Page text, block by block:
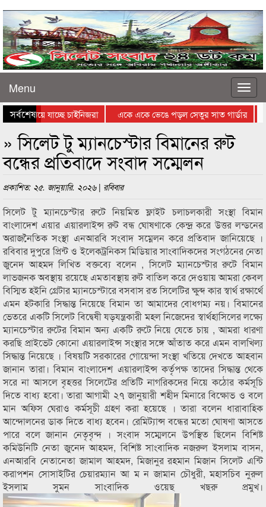
Menu
সর্বশেষ
নিয়ে যাচ্ছে চাইনিজরা একে একে ভেঙে পড়ল সেতুর সাত গার্ডার
জন্যে কঠিন
দ্রুত ছড়াচ্ছে যৌনাঙ্গ আক্রান্তকারী পরজীবী
» সিলেট টু ম্যানচেস্টার বিমানের রুট
বন্ধের প্রতিবাদে সংবাদ সম্মেলন
প্রকাশিত: ২৫. জানুয়ারি. ২০২৬ | রবিবার
সিলেট টু ম্যানচেস্টার রুটে নিয়মিত ফ্লাইট চলাচলকারী সংস্থা বিমান
বাংলাদেশ এয়ার এয়ারলাইন্স রুট বন্ধ ঘোষণাকে কেন্দ্র করে উত্তর লন্ডনের
অরাজনৈতিক সংস্থা এনআরবি সংবাদ সম্নেলন করে প্রতিবাদ জানিয়েছে ।
রবিবার দুপুরে প্রিন্ট ও ইলেকট্রনিকস মিডিয়ার সাংবাদিকদের সংগঠনের নেতা
জুনেদ আহমদ লিখিত বক্তব্যে বলেন , সিলেট ম্যানচেস্টার রুটে বিমান
লাভজনক অবস্থায় রয়েছে এমতাবস্থায় রুট বাতিল করে দেওয়ায় আমরা কেবল
বিস্মিত হইনি গ্রেটার ম্যানচেস্টারে বসবাস রত সিলেটির ক্ষুব্দ কার স্বার্থ রক্ষার্থে
এমন হটকারি সিদ্ধান্ত নিয়েছে বিমান তা আমাদের বোধগম্য নয়। বিমানের
ভেতরে একটি সিলেট বিদ্বেষী যড়যন্ত্রকারী মহল নিজেদের স্বার্থহাসিলের লক্ষ্যে
ম্যানচেস্টার রুটের বিমান অন্য একটি রুটে নিয়ে যেতে চায় , আমরা ধারণা
করছি প্রাইভেট কোনো এয়ারলাইন্স সংস্থার সঙ্গে আঁতাত করে এমন বালখিল্য
সিদ্ধান্ত নিয়েছে । বিষয়টি সরকারের গোয়েন্দা সংস্থা খতিয়ে দেখতে আহবান
জানান তারা। বিমান বাংলাদেশ এয়ারলাইন্স কর্তৃপক্ষ তাদের সিদ্ধান্ত থেকে
সরে না আসলে বৃহত্তর সিলেটের প্রতিটি নাগরিকদের নিয়ে কঠোর কর্মসূচি
দিতে বাধ্য হবো। তারা আগামী ২৭ জানুয়ারী শহীদ মিনারে বিক্ষোভ ও বলে
মান অফিস ঘেরাও কর্মসূচী গ্রহণ করা হয়েছে । তারা বলেন ধারাবাহিক
আন্দোলনের ডাক দিতে বাধ্য হবেন। রেমিট্যান্স বন্ধের মতো ঘোষণা আসতে
পারে বলে জানান নেতৃবৃন্দ । সংবাদ সম্মেলনে উপস্থিত ছিলেন বিশিষ্ট
কমিউনিটি নেতা জুনেদ আহমদ, বিশিষ্ট সাংবাদিক নজরুল ইসলাম বাসন,
এনআরবি নেতানেতা জামাল আহমদ, মিজানুর রহমান মিজান সিলেট এন্টি
করাপশন সোসাইটির চেয়ারম্যান আ ম ন জামান চৌধুরী, মহাসচিব নুরুল
ইসলাম সুমন সাংবাদিক ওয়েছ খছরু প্রমুখ।